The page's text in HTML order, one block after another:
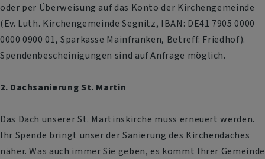
oder per Überweisung auf das Konto der Kirchengemeinde
(Ev. Luth. Kirchengemeinde Segnitz, IBAN: DE41 7905 0000
0000 0900 01, Sparkasse Mainfranken, Betreff: Friedhof).
Spendenbescheinigungen sind auf Anfrage möglich.
2. Dachsanierung St. Martin
Das Dach unserer St. Martinskirche muss erneuert werden.
Ihr Spende bringt unser der Sanierung des Kirchendaches
näher. Was auch immer Sie geben, es kommt Ihrer Gemeinde